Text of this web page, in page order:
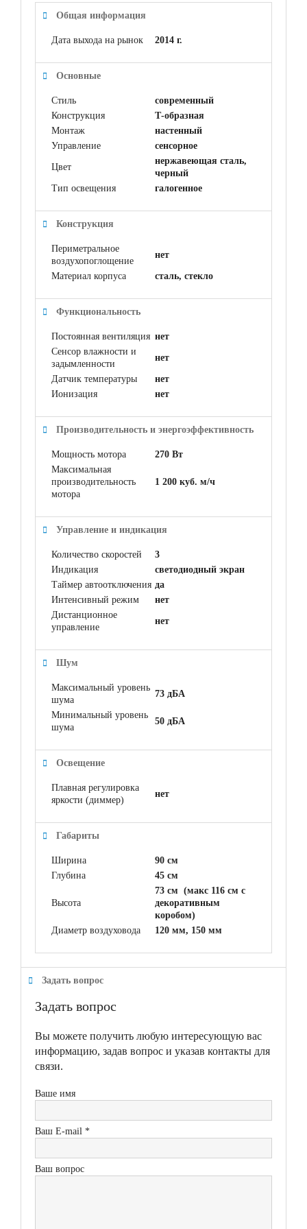
Общая информация
Дата выхода на рынок 2014 г.
Основные
Стиль
современный
Конструкция
Т-образная
Монтаж
настенный
Управление
сенсорное
Цвет
нержавеющая сталь,
черный
Тип освещения
галогенное
Конструкция
Периметральное
воздухопоглощение
нет
Материал корпуса сталь, стекло
Функциональность
Постоянная вентиляция нет
Сенсор влажности и
задымленности
нет
Датчик температуры
нет
Ионизация
нет
Производительность и энергоэффективность
Мощность мотора
270 Вт
Максимальная
производительность
мотора
1 200 куб. м/ч
Управление и индикация
Количество скоростей
3
Индикация
светодиодный экран
Таймер автоотключения да
Интенсивный режим
нет
Дистанционное
управление
нет
Шум
Максимальный уровень
шума
73 дБА
Минимальный уровень
шума
50 дБА
Освещение
Плавная регулировка
яркости (диммер)
нет
Габариты
Ширина
90 см
Глубина
45 см
Высота
73 см (макс 116 см с
декоративным
коробом)
Диаметр воздуховода
120 мм, 150 мм
Задать вопрос
Задать вопрос
Вы можете получить любую интересующую вас
информацию, задав вопрос и указав контакты для
связи.
Ваше имя
Ваш E-mail *
Ваш вопрос